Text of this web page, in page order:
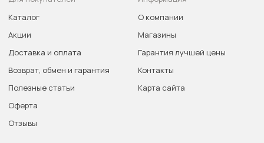
Каталог
Акции
Доставка и оплата
Возврат, обмен и гарантия
Полезные статьи
Оферта
Отзывы
О компании
Магазины
Гарантия лучшей цены
Контакты
Карта сайта